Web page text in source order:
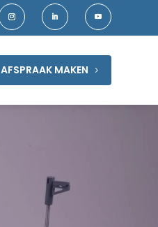
AFSPRAAK MAKEN